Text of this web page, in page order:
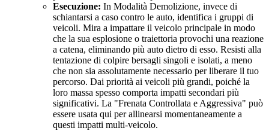
Esecuzione: In Modalità Demolizione, invece di
schiantarsi a caso contro le auto, identifica i gruppi di
veicoli. Mira a impattare il veicolo principale in modo
che la sua esplosione o traiettoria provochi una reazione
a catena, eliminando più auto dietro di esso. Resisti alla
tentazione di colpire bersagli singoli e isolati, a meno
che non sia assolutamente necessario per liberare il tuo
percorso. Dai priorità ai veicoli più grandi, poiché la
loro massa spesso comporta impatti secondari più
significativi. La "Frenata Controllata e Aggressiva" può
essere usata qui per allinearsi momentaneamente a
questi impatti multi-veicolo.